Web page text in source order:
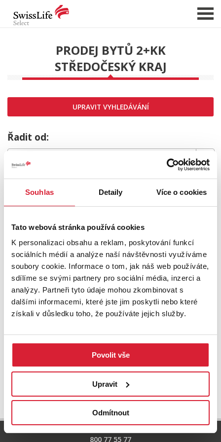
Souhlas Detaily Více o cookies
Tato webová stránka používá cookies
K personalizaci obsahu a reklam, poskytování funkcí
sociálních médií a analýze naší návštěvnosti využíváme
soubory cookie. Informace o tom, jak náš web používáte,
sdílíme se svými partnery pro sociální média, inzerci a
analýzy. Partneři tyto údaje mohou zkombinovat s
dalšími informacemi, které jste jim poskytli nebo které
získali v důsledku toho, že používáte jejich služby.
Povolit vše
Upravit
Odmítnout
NABÍDKA NEMOVITOSTÍ
CHCI PRODAT / PRONAJMOUT
HLÍDAT NOVÉ NABÍDKY
CHCI OCENIT NEMOVITOST
O NÁS
REFERENCE
PRODEJ BYTŮ 2+KK
STŘEDOČESKÝ KRAJ
UPRAVIT VYHLEDÁVÁNÍ
Řadit od:
MRZÍ NÁS TO,
ale požadovaný typ nemovitosti nebyl nalezen.
Zkuste upravit filtr
nebo přejděte na základní
UPRAVIT VYHLEDÁVÁNÍ
800 77 55 77